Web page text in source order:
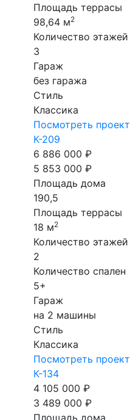
Площадь террасы
98,64 м2
Количество этажей
3
Гараж
без гаража
Стиль
Классика
Посмотреть проект
К-209
6 886 000 ₽
5 853 000 ₽
Площадь дома
190,5
Площадь террасы
18 м2
Количество этажей
2
Количество спален
5+
Гараж
на 2 машины
Стиль
Классика
Посмотреть проект
К-134
4 105 000 ₽
3 489 000 ₽
Площадь дома